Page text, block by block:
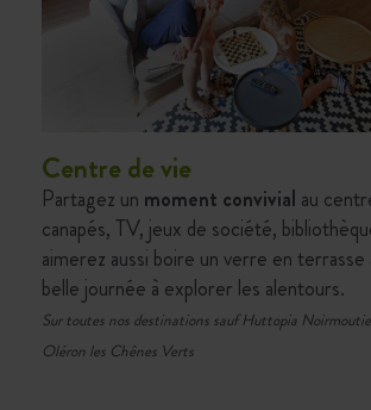
Centre de vie
Partagez un moment convivial au
canapés, TV, jeux de société,
aimerez aussi boire un verre en terrasse
belle journée à explorer les alentours.
Sur toutes nos destinations sauf Huttopia
Oléron les Chênes Verts